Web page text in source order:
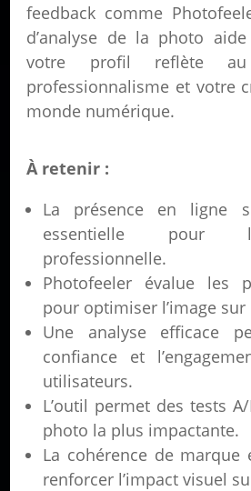
feedback comme
d’analyse de la photo
votre profil reflète
professionnalisme et votre
monde numérique.
À retenir :
La présence en ligne
essentielle pour
professionnelle.
Photofeeler évalue les
pour optimiser l’image sur
Une analyse efficace
confiance et
utilisateurs.
L’outil permet des tests
photo la plus impactante.
La cohérence de marque
renforcer l’impact visuel